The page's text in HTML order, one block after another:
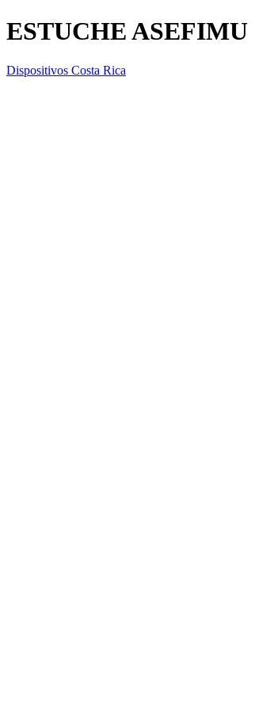
ESTUCHE ASEFIMU
Dispositivos Costa Rica